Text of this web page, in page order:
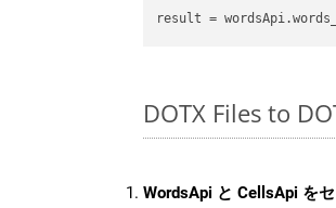
result
DOTX Files to
WordsApi と CellsApi を